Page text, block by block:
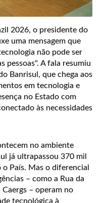
2026, o presidente do
uma mensagem que
não pode ser
pessoas". A fala resumiu
Banrisul, que chega aos
em tecnologia e
no Estado com
às necessidades
no ambiente
já ultrapassou 370 mil
País. Mas o diferencial
– como a Rua da
Caergs – operam no
tecnológica à